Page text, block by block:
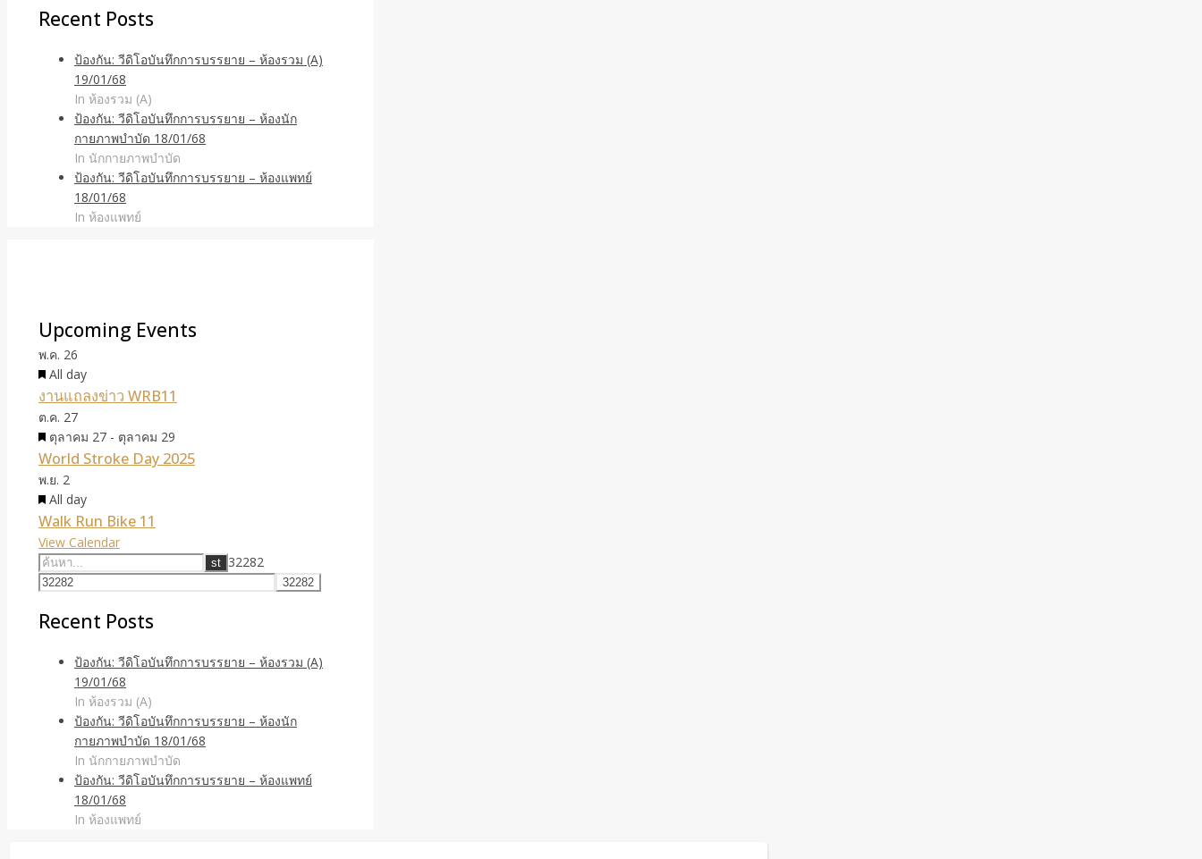
Recent Posts
ป้องกัน: วีดิโอบันทึกการบรรยาย – ห้องรวม (A)
19/01/68
In ห้องรวม (A)
ป้องกัน: วีดิโอบันทึกการบรรยาย – ห้องนัก
กายภาพบำบัด 18/01/68
In นักกายภาพบำบัด
ป้องกัน: วีดิโอบันทึกการบรรยาย – ห้องแพทย์
18/01/68
In ห้องแพทย์
Upcoming Events
พ.ค. 26
Featured
All day
งานแถลงข่าว WRB11
ต.ค. 27
Featured
ตุลาคม 27 - ตุลาคม 29
World Stroke Day 2025
พ.ย. 2
Featured
All day
Walk Run Bike 11
View Calendar
32282
Recent Posts
ป้องกัน: วีดิโอบันทึกการบรรยาย – ห้องรวม (A)
19/01/68
In ห้องรวม (A)
ป้องกัน: วีดิโอบันทึกการบรรยาย – ห้องนัก
กายภาพบำบัด 18/01/68
In นักกายภาพบำบัด
ป้องกัน: วีดิโอบันทึกการบรรยาย – ห้องแพทย์
18/01/68
In ห้องแพทย์